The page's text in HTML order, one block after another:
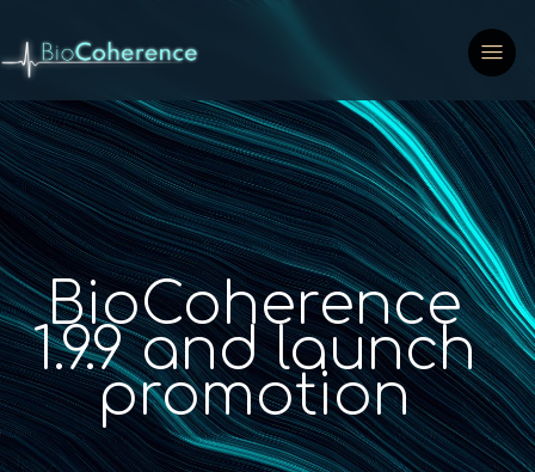
BioCoherence
1.9.9 and launch
promotion